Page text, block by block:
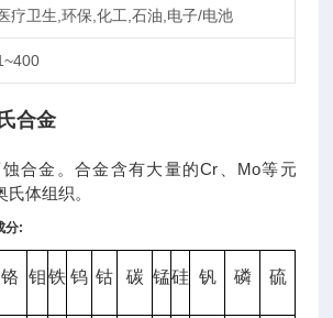
疗卫生,环保,化工,石油,电子/电池
合金
合金。合金含有大量的Cr Mo等元
体组织。
分:
铬 钼 铁 钨 钴 碳 锰硅 钒 磷 硫